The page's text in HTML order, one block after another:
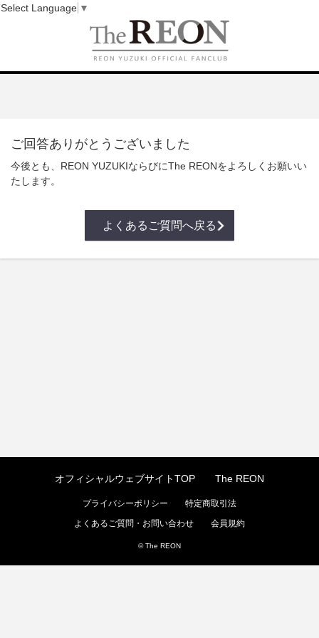
ご回答ありがとうございました
今後とも、REON YUZUKIならびにThe REONをよろしくお願いい
たします。
よくあるご質問へ戻る
オフィシャルウェブサイトTOP The REON
プライバシーポリシー
特定商取引法
よくあるご質問・お問い合わせ
会員規約
© The REON
Select Language ▼